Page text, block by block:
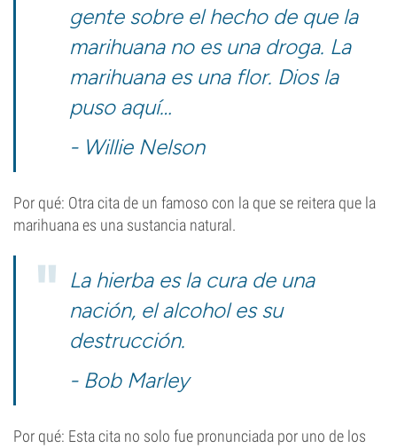
gente sobre el hecho de que la
marihuana no es una droga. La
marihuana es una flor. Dios la
puso aquí…
- Willie Nelson
Por qué: Otra cita de un famoso con la que se reitera que la
marihuana es una sustancia natural.
La hierba es la cura de una
nación, el alcohol es su
destrucción.
- Bob Marley
Por qué: Esta cita no solo fue pronunciada por uno de los